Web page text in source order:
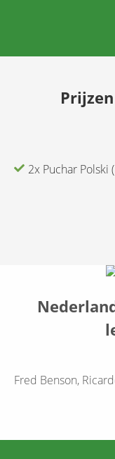
2x Puchar Polski
Fred Benson,